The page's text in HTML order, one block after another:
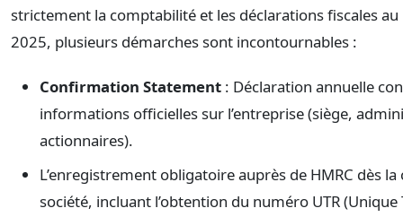
strictement la comptabilité et les déclarations fiscales au
2025, plusieurs démarches sont incontournables :
Confirmation Statement : Déclaration annuelle
informations officielles sur l’entreprise (siège,
actionnaires).
L’enregistrement obligatoire auprès de HMRC dès
société, incluant l’obtention du numéro UTR (Unique